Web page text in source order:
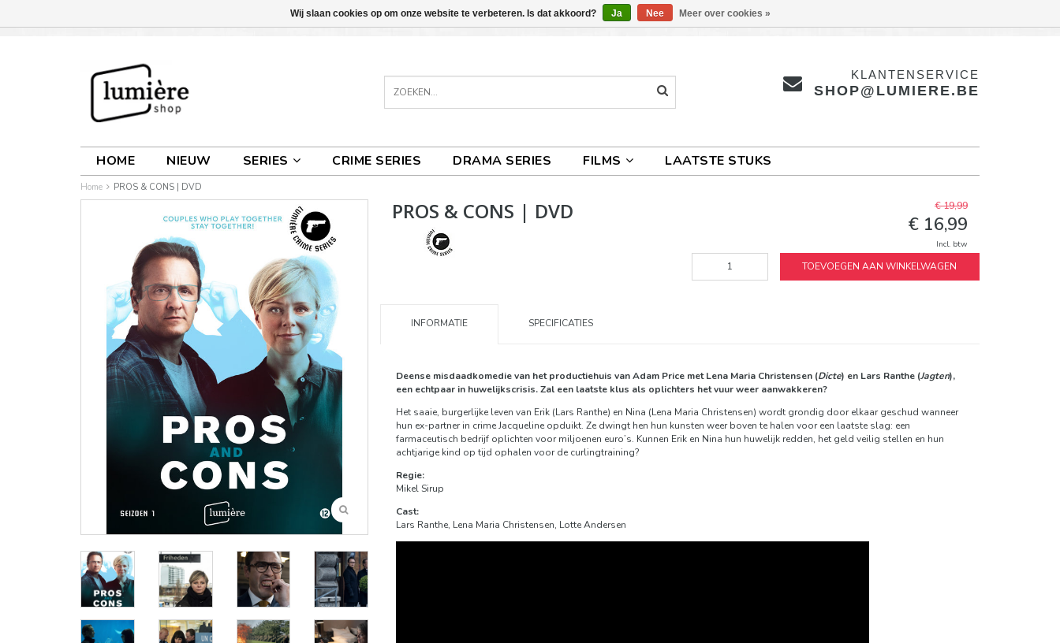
KLANTENSERVICE
SHOP@LUMIERE.BE
HOME NIEUW SERIES CRIME SERIES DRAMA SERIES FILMS LAATSTE STUKS
Home PROS & CONS | DVD
PROS & CONS | DVD € 19,99
€ 16,99
Incl. btw
TOEVOEGEN AAN WINKELWAGEN
INFORMATIE SPECIFICATIES
Deense misdaadkomedievan het productiehuis van Adam Price met Lena Maria Christensen (Dicte) en Lars Ranthe (Jagten),
een echtpaar in huwelijkscrisis. Zal een laatste klus als oplichters het vuur weer aanwakkeren?
Het saaie, burgerlijke leven van Erik (Lars Ranthe) en Nina (Lena Maria Christensen) wordt grondig door elkaar geschud wanneer
hun ex-partner in crime Jacqueline opduikt. Ze dwingt hen hun kunsten weer boven te halen voor een laatste slag: een
farmaceutisch bedrijf oplichten voor miljoenen euro’s. Kunnen Erik en Nina hun huwelijk redden, het geld veilig stellen en hun
achtjarige kind op tijd ophalen voor de curlingtraining?
Regie:
Mikel Sirup
Cast:
Lars Ranthe, Lena Maria Christensen, Lotte Andersen
Wij slaan cookies op om onze website te verbeteren. Is dat akkoord? Ja Nee Meer over cookies »